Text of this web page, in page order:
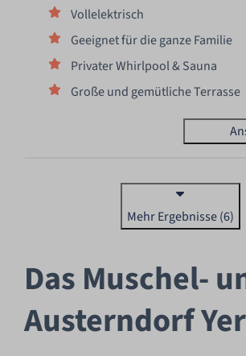
Vollelektrisch
Geeignet für die ganze Familie
Privater Whirlpool & Sauna
Große und gemütliche Terrasse
Mehr Ergebnisse (6)
Das Muschel-
Austerndorf